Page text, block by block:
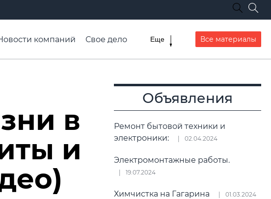
компаний
Свое дело
Еще Все материалы
в
и
Объявления
Ремонт бытовой техники и
электроники:
02.04.2024
Электромонтажные работы.
19.07.2024
Химчистка на Гагарина 01.03.2024